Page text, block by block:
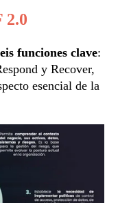
2.0
funciones clave:
y Recover,
esencial de la